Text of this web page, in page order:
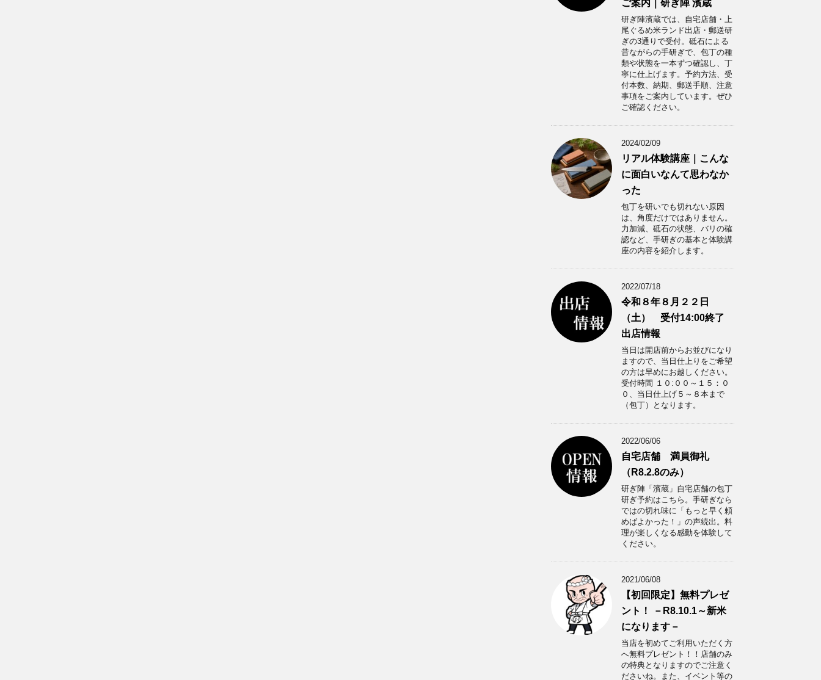
ご案内｜研ぎ陣 濱蔵
研ぎ陣濱蔵では、自宅店舗・上
尾ぐるめ米ランド出店・郵送研
ぎの3通りで受付。砥石による
昔ながらの手研ぎで、包丁の種
類や状態を一本ずつ確認し、丁
寧に仕上げます。予約方法、受
付本数、納期、郵送手順、注意
事項をご案内しています。ぜひ
ご確認ください。
2024/02/09
リアル体験講座｜こんな
に面白いなんて思わなか
った
包丁を研いでも切れない原因
は、角度だけではありません。
力加減、砥石の状態、バリの確
認など、手研ぎの基本と体験講
座の内容を紹介します。
2022/07/18
令和８年８月２２日
（土） 受付14:00終了
出店情報
当日は開店前からお並びになり
ますので、当日仕上りをご希望
の方は早めにお越しください。
受付時間 １０:００～１５：０
０、当日仕上げ５～８本まで
（包丁）となります。
2022/06/06
自宅店舗 満員御礼
（R8.2.8のみ）
研ぎ陣「濱蔵」自宅店舗の包丁
研ぎ予約はこちら。手研ぎなら
ではの切れ味に「もっと早く頼
めばよかった！」の声続出。料
理が楽しくなる感動を体験して
ください。
2021/06/08
【初回限定】無料プレゼ
ント！ －R8.10.1～新米
になります－
当店を初めてご利用いただく方
へ無料プレゼント！！店舗のみ
の特典となりますのでご注意く
ださいね。また、イベント等の